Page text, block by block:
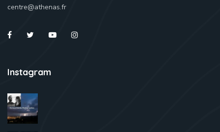
centre@athenas.fr
Instagram